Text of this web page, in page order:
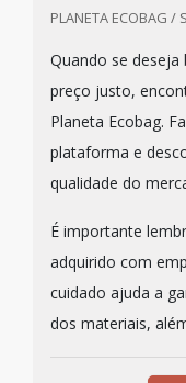
PLANETA ECOBAG /
Quando se deseja
preço justo,
Planeta Ecobag.
plataforma e
qualidade do
É importante
adquirido com
cuidado ajuda a
dos materiais,